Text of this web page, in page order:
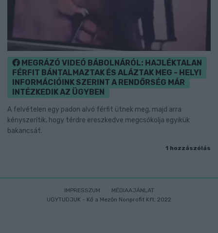
MEGRÁZÓ VIDEÓ BÁBOLNÁRÓL: HAJLÉKTALAN
FÉRFIT BÁNTALMAZTAK ÉS ALÁZTAK MEG - HELYI
INFORMÁCIÓINK SZERINT A RENDŐRSÉG MÁR
INTÉZKEDIK AZ ÜGYBEN
A felvételen egy padon alvó férfit ütnek meg, majd arra
kényszerítik, hogy térdre ereszkedve megcsókolja egyikük
bakancsát.
1 hozzászólás
IMPRESSZUM
MÉDIAAJÁNLAT
UGYTUDJUK - Kő a Mezőn Nonprofit Kft. 2022